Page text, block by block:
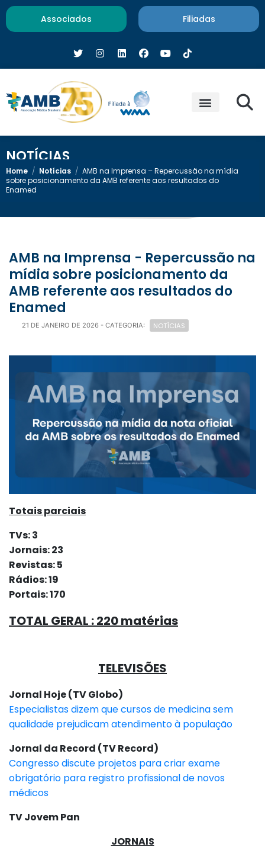
Associados Filiadas
NOTÍCIAS
Home / Notícias / AMB na Imprensa – Repercussão na mídia
sobre posicionamento da AMB referente aos resultados do
Enamed
AMB na Imprensa - Repercussão na
mídia sobre posicionamento da
AMB referente aos resultados do
Enamed
21 DE JANEIRO DE 2026 - CATEGORIA: NOTÍCIAS
Totais parciais
TVs: 3
Jornais: 23
Revistas: 5
Rádios: 19
Portais: 170
TOTAL GERAL : 220 matérias
TELEVISÕES
Jornal Hoje (TV Globo)
Especialistas dizem que cursos de medicina sem
qualidade prejudicam atendimento à população
Jornal da Record (TV Record)
Congresso discute projetos para criar exame
obrigatório para registro profissional de novos
médicos
TV Jovem Pan
JORNAIS